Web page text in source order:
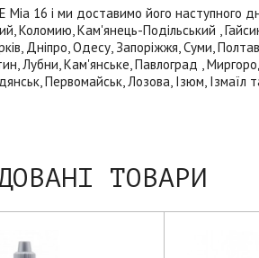
16 і ми доставимо його наступного
Коломию, Кам'янець-Подільський ,
Дніпро, Одесу, Запоріжжя, Суми,
Лубни, Кам'янське, Павлоград ,
Первомайськ, Лозова, Ізюм, Ізмаїл
ТОВАРИ